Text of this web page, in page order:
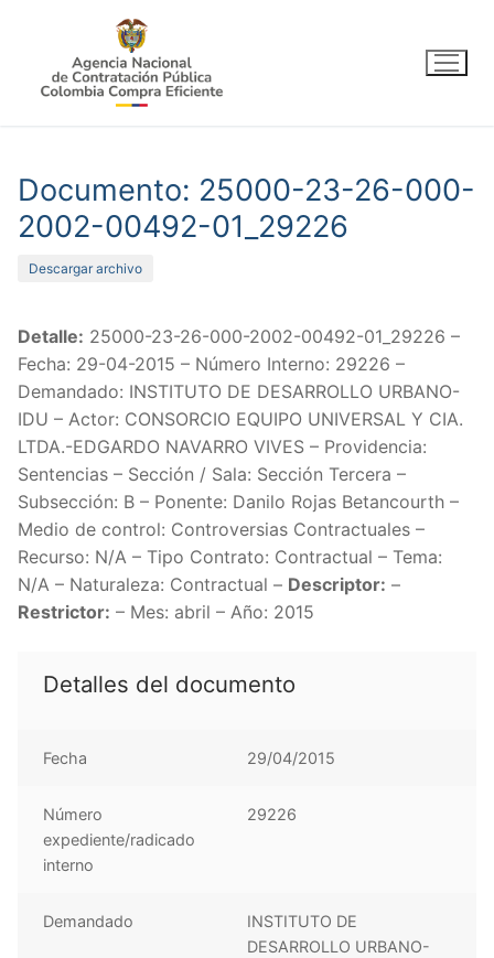
contenido
Documento: 25000-23-26-000-
2002-00492-01_29226
Descargar archivo
Detalle: 25000-23-26-000-2002-00492-01_29226 –
Fecha: 29-04-2015 – Número Interno: 29226 –
Demandado: INSTITUTO DE DESARROLLO URBANO-
IDU – Actor: CONSORCIO EQUIPO UNIVERSAL Y CIA.
LTDA.-EDGARDO NAVARRO VIVES – Providencia:
Sentencias – Sección / Sala: Sección Tercera –
Subsección: B – Ponente: Danilo Rojas Betancourth –
Medio de control: Controversias Contractuales –
Recurso: N/A – Tipo Contrato: Contractual – Tema:
N/A – Naturaleza: Contractual – Descriptor: –
Restrictor: – Mes: abril – Año: 2015
Detalles del documento
Fecha 29/04/2015
Número
expediente/radicado
interno
29226
Demandado
INSTITUTO DE
DESARROLLO URBANO-